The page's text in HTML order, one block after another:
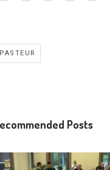
PASTEUR
Posts